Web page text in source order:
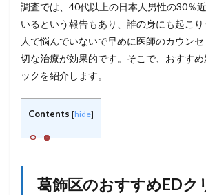
調査では、40代以上の日本人男性の30％
いるという報告もあり、誰の身にも起こ
人で悩んでいないで早めに医師のカウン
切な治療が効果的です。そこで、おすすめ
ックを紹介します。
Contents [hide]
葛飾区のおすすめEDク